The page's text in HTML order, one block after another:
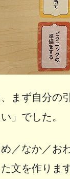
まず自分の
」でした。
／なか／お
文を作りま